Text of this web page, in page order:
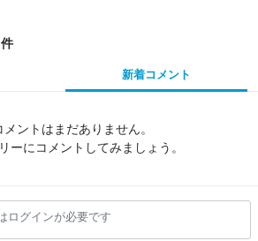
件
新着コメント
メントはまだありません。
ーにコメントしてみましょう。
ログインが必要です